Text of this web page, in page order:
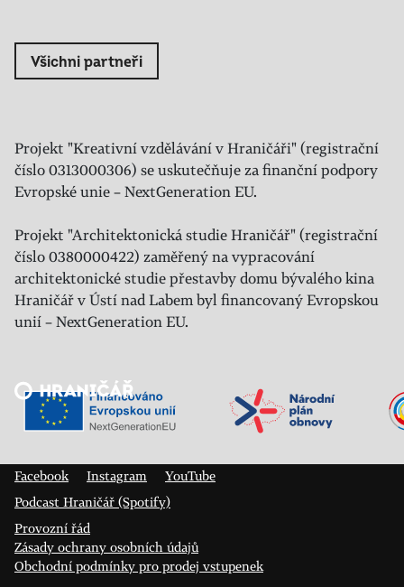
Všichni partneři
Projekt "Kreativní vzdělávání v Hraničáři" (registrační
číslo 0313000306) se uskutečňuje za finanční podpory
Evropské unie – NextGeneration EU.
Projekt "Architektonická studie Hraničář" (registrační
číslo 0380000422) zaměřený na vypracování
architektonické studie přestavby domu bývalého kina
Hraničář v Ústí nad Labem byl financovaný Evropskou
unií – NextGeneration EU.
Veřejný sál Hraničář, spolek
Facebook
Instagram
YouTube
Podcast Hraničář (Spotify)
Provozní řád
Zásady ochrany osobních údajů
Obchodní podmínky pro prodej vstupenek